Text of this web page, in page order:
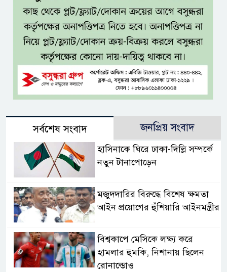
সর্বশেষ সংবাদ জনপ্রিয় সংবাদ
হাসিনাকে ঘিরে ঢাকা-দিল্লি সম্পর্কে
নতুন টানাপোড়েন
মজুদদারির বিরুদ্ধে বিশেষ ক্ষমতা
আইন প্রয়োগের হুঁশিয়ারি আইনমন্ত্রীর
বিশ্বকাপে মেসিকে লক্ষ্য করে
হামলার হুমকি, নিশানায় ছিলেন
রোনাল্ডোও